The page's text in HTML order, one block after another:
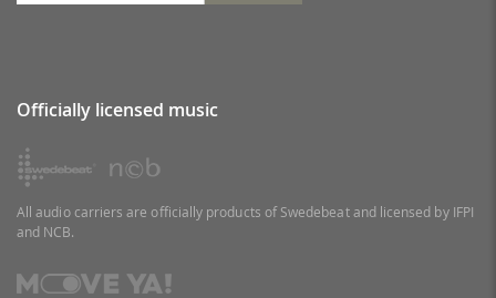
Officially licensed music
All audio carriers are officially products of Swedebeat and licensed by IFPI
and NCB.